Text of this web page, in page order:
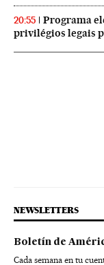
20:55
Programa
privilégios legais
NEWSLETTERS
Boletín de
Cada semana en tu